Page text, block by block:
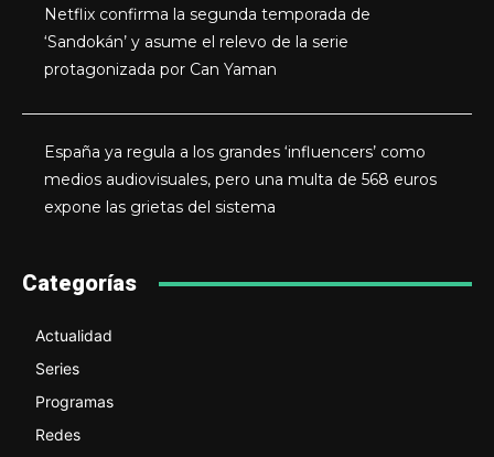
Netflix confirma la segunda temporada de
‘Sandokán’ y asume el relevo de la serie
protagonizada por Can Yaman
España ya regula a los grandes ‘influencers’ como
medios audiovisuales, pero una multa de 568 euros
expone las grietas del sistema
Categorías
Actualidad
Series
Programas
Redes